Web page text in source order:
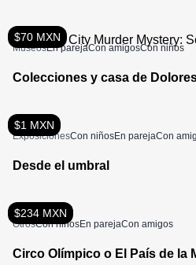
$70 MXN
MuseosEn parejaCon amigosCon niños
Colecciones y casa de
$1 MXN
ExposicionesCon niñosEn parejaCon
Desde el umbral
$234 MXN
OtrosCon niñosEn parejaCon amigos
Circo Olímpico o El País de la